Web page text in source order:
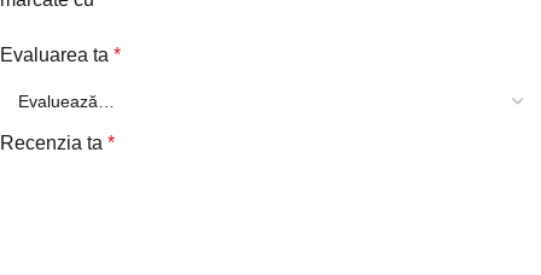
Evaluarea ta *
Recenzia ta *